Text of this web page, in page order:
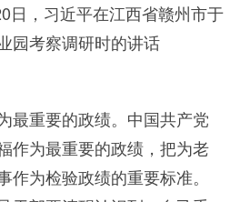
日，习近平在江西省赣州市于
园考察调研时的讲话
最重要的政绩。中国共产党
作为最重要的政绩，把为老
为检验政绩的重要标准。